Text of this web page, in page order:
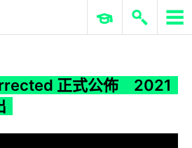
ERP 與商業 AI
正式公佈 2021